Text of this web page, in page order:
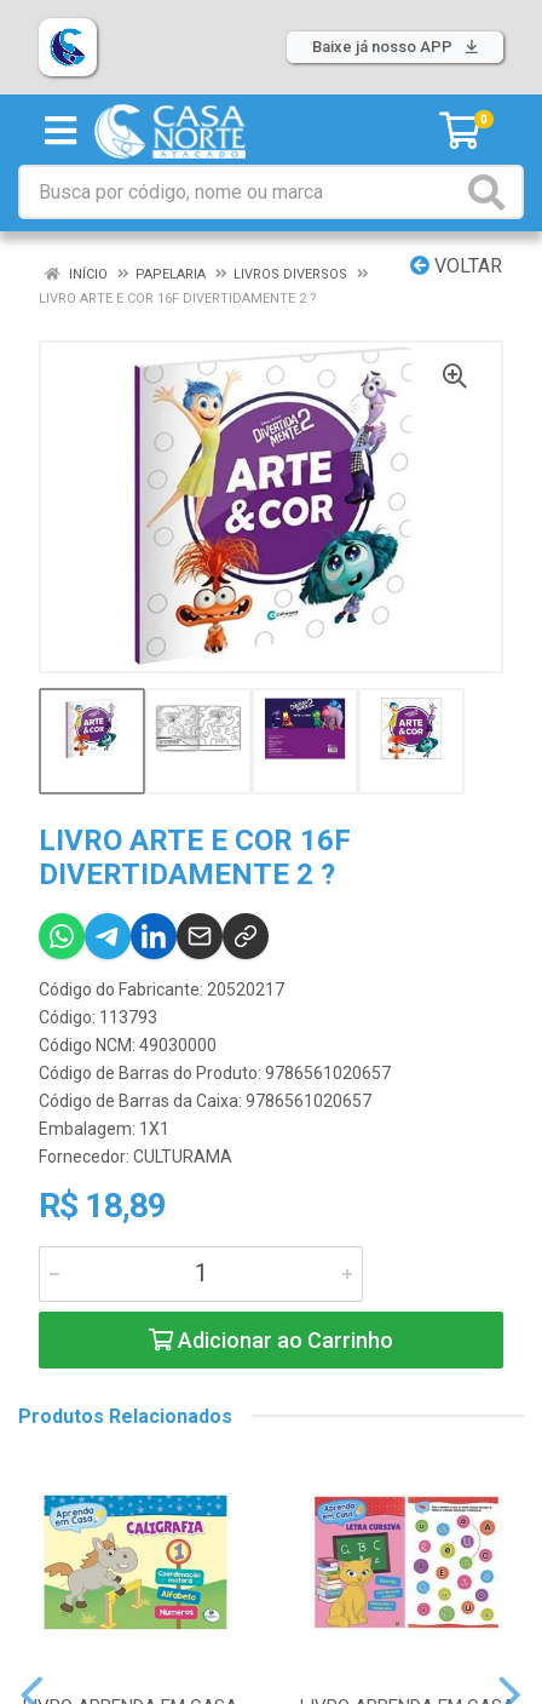
Baixe já nosso APP
0
VOLTAR
INÍCIO PAPELARIA
LIVROS DIVERSOS
LIVRO ARTE E COR 16F DIVERTIDAMENTE 2 ?
LIVRO ARTE E COR 16F
DIVERTIDAMENTE 2 ?
Código do Fabricante: 20520217
Código: 113793
Código NCM: 49030000
Código de Barras do Produto: 9786561020657
Código de Barras da Caixa: 9786561020657
Embalagem: 1X1
Fornecedor: CULTURAMA
R$ 18,89
Adicionar ao Carrinho
Produtos Relacionados